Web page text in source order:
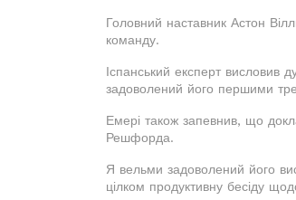
Головний наставник Астон
команду.
Іспанський експерт висловив
задоволений його першими
Емері також запевнив, що
Решфорда.
Я вельми задоволений його
цілком продуктивну бесіду